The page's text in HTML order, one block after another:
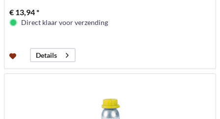
€ 13,94 *
Direct klaar voor verzending
Details